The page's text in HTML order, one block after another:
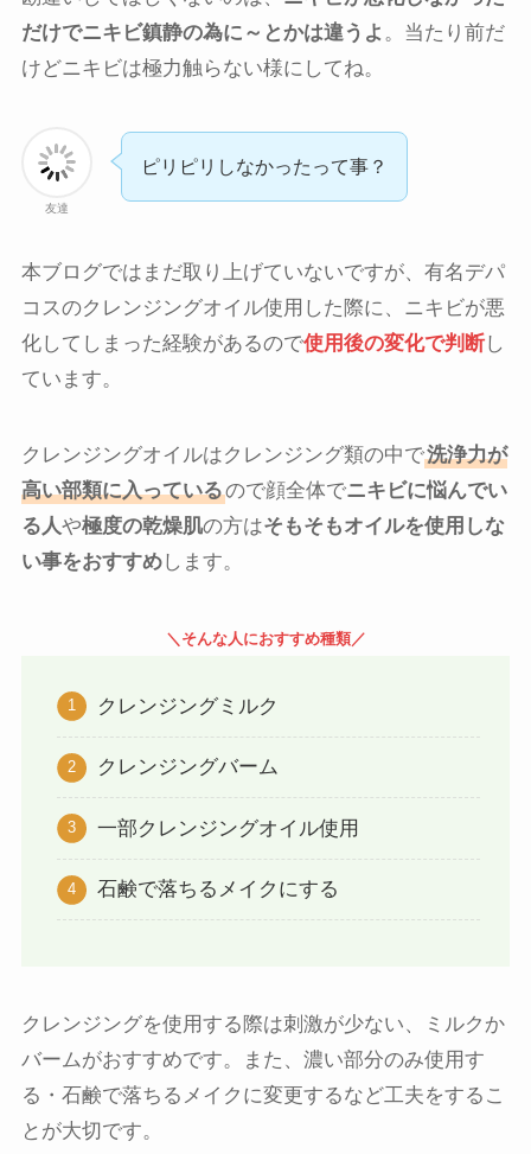
だけでニキビ鎮静の為に～とかは違うよ。当たり前だ
けどニキビは極力触らない様にしてね。
友達
ピリピリしなかったって事？
本ブログではまだ取り上げていないですが、有名デパ
コスのクレンジングオイル使用した際に、ニキビが悪
化してしまった経験があるので使用後の変化で判断し
ています。
クレンジングオイルはクレンジング類の中で洗浄力が
高い部類に入っているので顔全体でニキビに悩んでい
る人や極度の乾燥肌の方はそもそもオイルを使用しな
い事をおすすめします。
＼そんな人におすすめ種類／
クレンジングミルク
クレンジングバーム
一部クレンジングオイル使用
石鹸で落ちるメイクにする
クレンジングを使用する際は刺激が少ない、ミルクか
バームがおすすめです。また、濃い部分のみ使用す
る・石鹸で落ちるメイクに変更するなど工夫をするこ
とが大切です。